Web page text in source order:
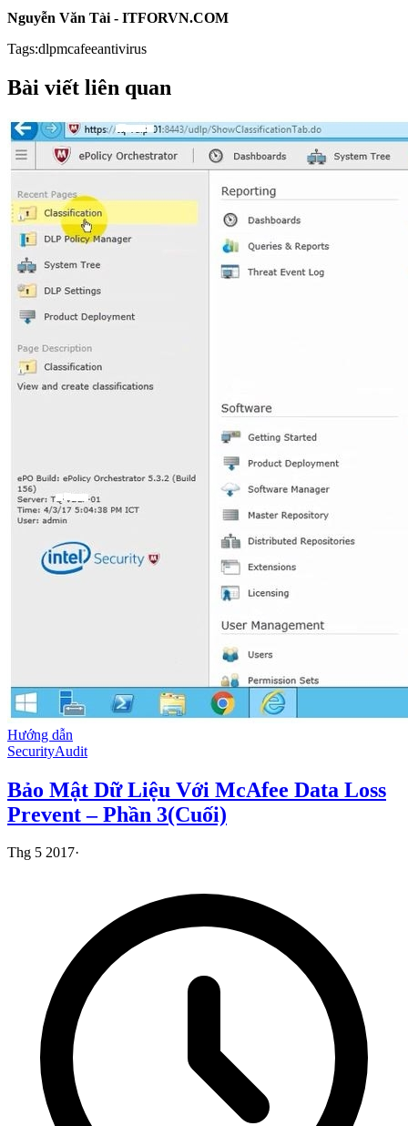
Nguyễn Văn Tài - ITFORVN.COM
Tags:dlpmcafeeantivirus
Bài viết liên quan
Hướng dẫn
SecurityAudit
Bảo Mật Dữ Liệu Với McAfee Data Loss
Prevent – Phần 3(Cuối)
Thg 5 2017·